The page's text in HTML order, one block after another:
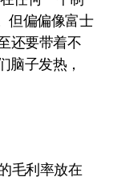
但偏偏像富士
还要带着不
脑子发热，
毛利率放在